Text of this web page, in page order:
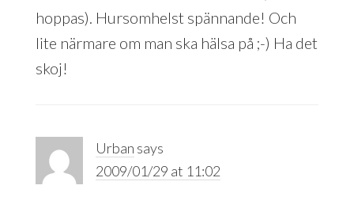
hoppas). Hursomhelst spännande! Och
lite närmare om man ska hälsa på ;-) Ha det
skoj!
Urban says
2009/01/29 at 11:02